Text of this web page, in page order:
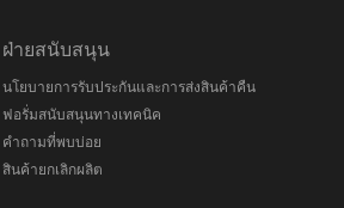
ฝ่ายสนับสนุน
นโยบายการรับประกันและการส่งสินค้าคืน
ฟอรั่มสนับสนุนทางเทคนิค
คำถามที่พบบ่อย
สินค้ายกเลิกผลิต